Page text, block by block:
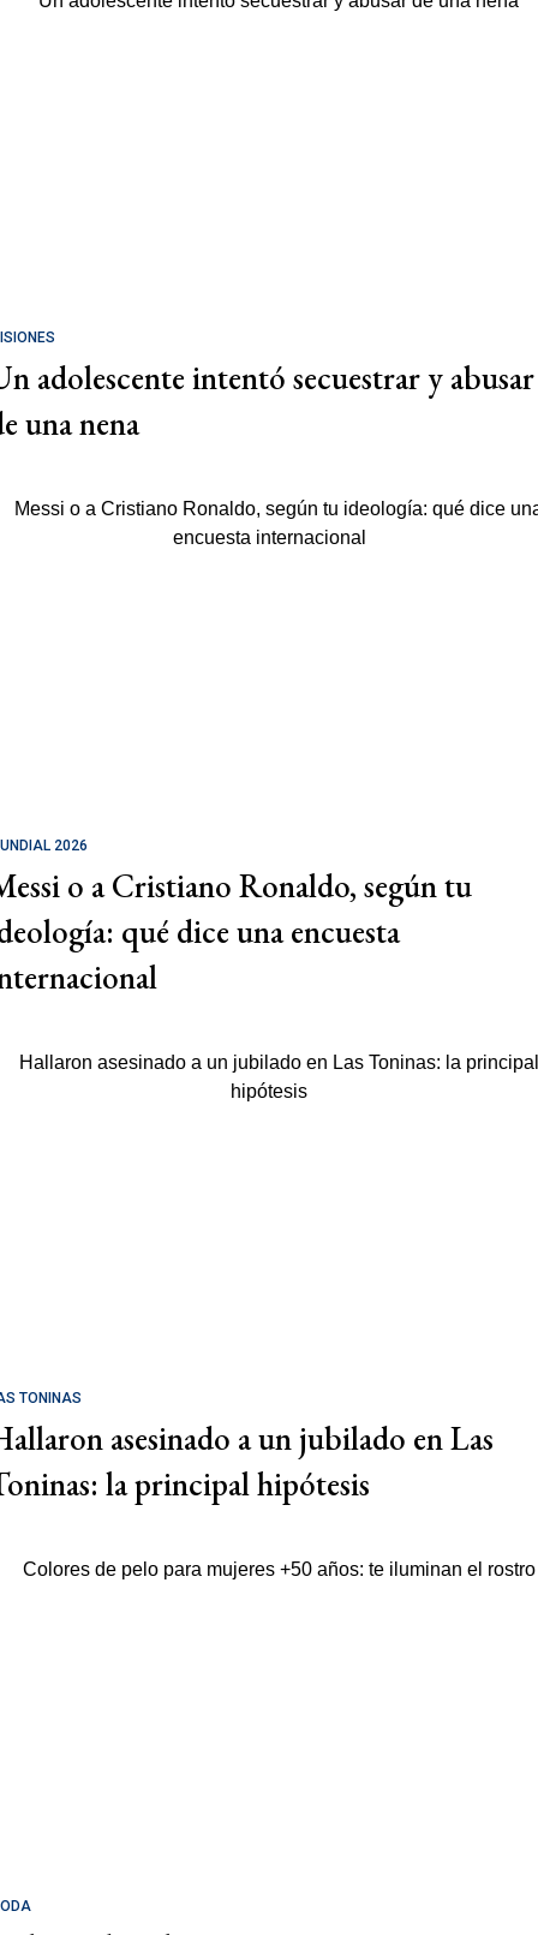
adolescente intentó secuestrar y abusar
una nena
2026
o a Cristiano Ronaldo, según tu
qué dice una encuesta
TONINAS
asesinado a un jubilado en Las
la principal hipótesis